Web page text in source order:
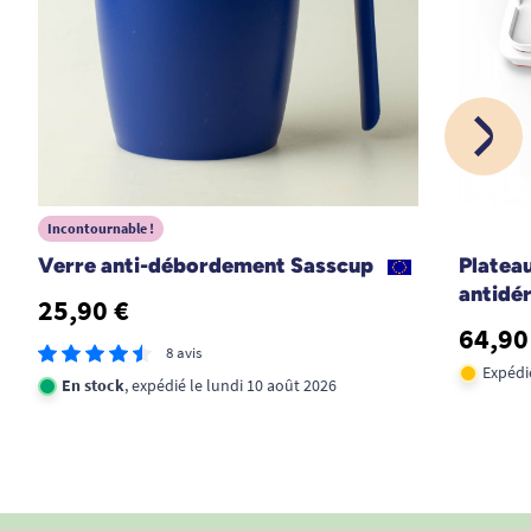
Incontournable !
Verre anti-débordement Sasscup
25,90 €
8 avis
En stock, expédié le lundi 10 août 2026